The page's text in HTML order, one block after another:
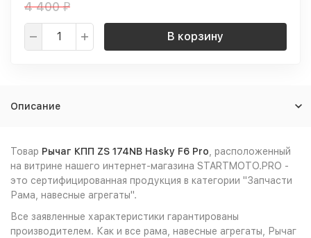
4 400₽
В корзину
Описание
Товар Рычаг КПП ZS 174NB Hasky F6 Pro , расположенный
на витрине нашего интернет-магазина STARTMOTO.PRO -
это сертифицированная продукция в категории "Запчасти
Рама, навесные агрегаты".
Все заявленные характеристики гарантированы
производителем. Как и все рама, навесные агрегаты, Рычаг